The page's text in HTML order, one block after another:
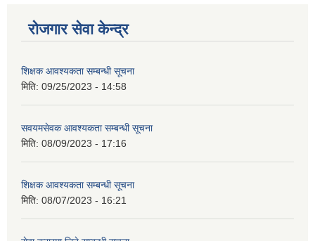
रोजगार सेवा केन्द्र
शिक्षक आवश्यकता सम्बन्धी सूचना
मिति: 09/25/2023 - 14:58
सवयमसेवक आवश्यकता सम्बन्धी सूचना
मिति: 08/09/2023 - 17:16
शिक्षक आवश्यकता सम्बन्धी सूचना
मिति: 08/07/2023 - 16:21